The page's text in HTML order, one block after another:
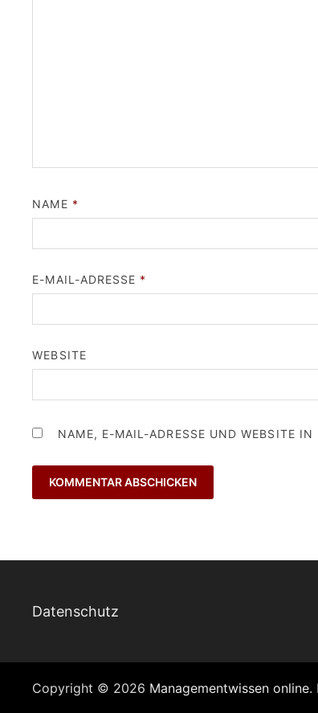
NAME *
E-MAIL-ADRESSE *
WEBSITE
NAME, E-MAIL-ADRESSE UND WEBSITE
Datenschutz
Copyright © 2026 Managementwissen online.